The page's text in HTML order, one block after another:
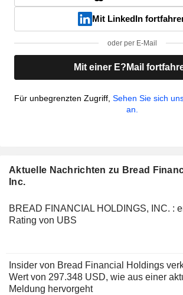
Mit LinkedIn
oder per E-Mail
Mit einer E?Mail
Für unbegrenzten Zugriff, Sehen Sie sich
an.
Aktuelle Nachrichten zu Bread
Inc.
BREAD FINANCIAL HOLDINGS, INC. :
Rating von UBS
Insider von Bread Financial Holdings
Wert von 297.348 USD, wie aus einer
Meldung hervorgeht